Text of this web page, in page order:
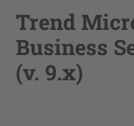
Trend
Business
(v. 9.x)